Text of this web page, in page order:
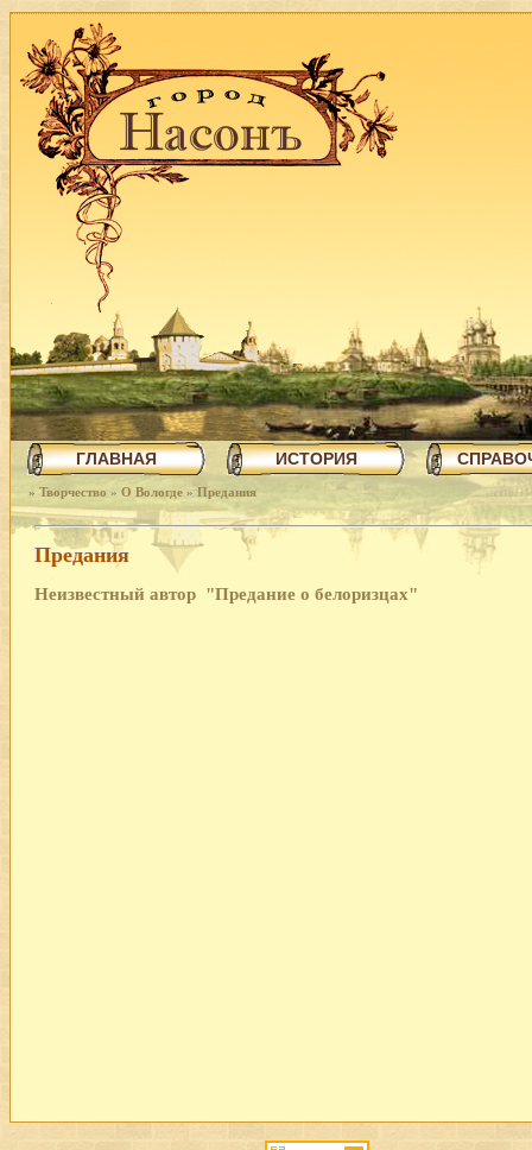
ГЛАВНАЯ ИСТОРИЯ
» Творчество » О Вологде » Предания
Предания
Неизвестный автор "Предание о белоризцах"